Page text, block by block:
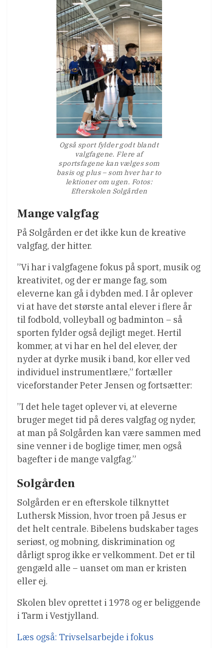
Også sport fylder godt blandt
valgfagene. Flere af
sportsfagene kan vælges som
basis og plus – som hver har to
lektioner om ugen. Fotos:
Efterskolen Solgården
Mange valgfag
På Solgården er det ikke kun de kreative
valgfag, der hitter.
”Vi har i valgfagene fokus på sport, musik og
kreativitet, og der er mange fag, som
eleverne kan gå i dybden med. I år oplever
vi at have det største antal elever i flere år
til fodbold, volleyball og badminton – så
sporten fylder også dejligt meget. Hertil
kommer, at vi har en hel del elever, der
nyder at dyrke musik i band, kor eller ved
individuel instrumentlære,” fortæller
viceforstander Peter Jensen og fortsætter:
”I det hele taget oplever vi, at eleverne
bruger meget tid på deres valgfag og nyder,
at man på Solgården kan være sammen med
sine venner i de boglige timer, men også
bagefter i de mange valgfag.”
Solgården
Solgården er en efterskole tilknyttet
Luthersk Mission, hvor troen på Jesus er
det helt centrale. Bibelens budskaber tages
seriøst, og mobning, diskrimination og
dårligt sprog ikke er velkomment. Det er til
gengæld alle – uanset om man er kristen
eller ej.
Skolen blev oprettet i 1978 og er beliggende
i Tarm i Vestjylland.
Læs også: Trivselsarbejde i fokus